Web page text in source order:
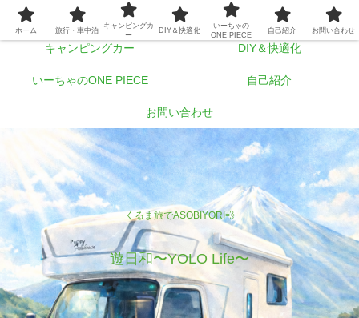
くるま旅でASOBIYORI💨
遊日和〜YOLO Life〜
ホーム 旅行・車中泊
キャンピングカー DIY＆快適化
いーちゃのONE PIECE 自己紹介
お問い合わせ
ホーム 旅行・車中泊
キャンピングカ
ー
DIY＆快適化
いーちゃの
ONE PIECE
自己紹介 お問い合わせ